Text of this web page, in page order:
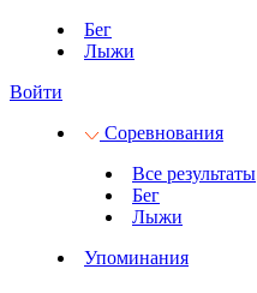
Бег
Лыжи
Войти
Соревнования
Все результаты
Бег
Лыжи
Упоминания